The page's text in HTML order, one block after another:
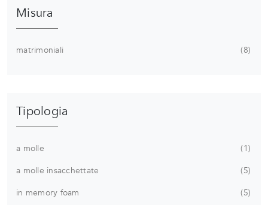
Misura
matrimoniali 8
Tipologia
a molle
1
a molle insacchettate
5
in memory foam
5